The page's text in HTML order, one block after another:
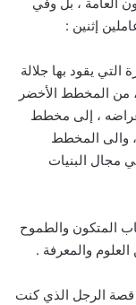
العامة ، بل وفي
إثنين :
التي يقود بها جلالة
من المخطط الأخضر
، إلى مخطط
، والى المخطط
مجال البنيات
المتكون والطموح
والمعرفة .
الرجل الذي كنت